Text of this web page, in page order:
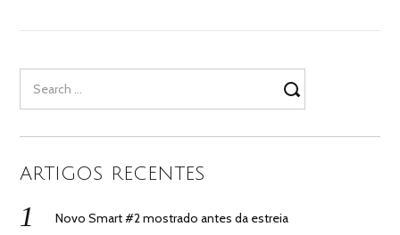
for:
ARTIGOS RECENTES
Novo Smart #2 mostrado antes da estreia